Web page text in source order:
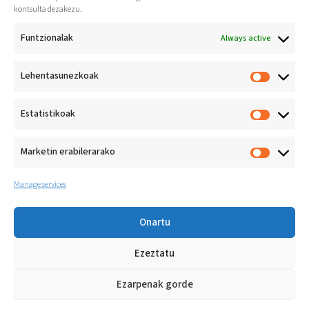
kontsulta dezakezu.
Funtzionalak Always active
Lehentasunezkoak
Estatistikoak
Marketin erabilerarako
Manage services
Onartu
Ezeztatu
Ezarpenak gorde
Lazkaoko jarduera fisiko eta